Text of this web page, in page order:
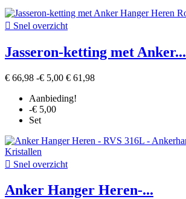
 Snel overzicht
Jasseron-ketting met Anker...
€ 66,98 -€ 5,00 € 61,98
Aanbieding!
-€ 5,00
Set
 Snel overzicht
Anker Hanger Heren-...